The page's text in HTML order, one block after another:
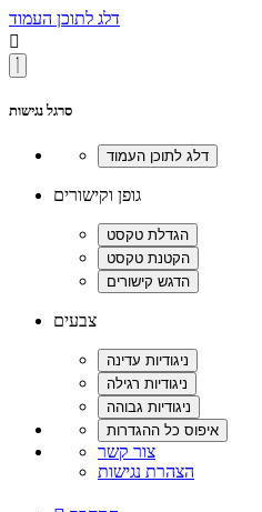
דלג לתוכן העמוד

סרגל נגישות
גופן וקישורים
צבעים
צור קשר
הצהרת נגישות